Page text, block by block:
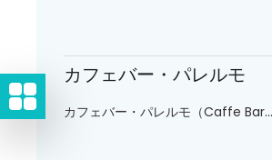
カフェバー・パレルモ
カフェバー・パレルモ（Caffe Bar...